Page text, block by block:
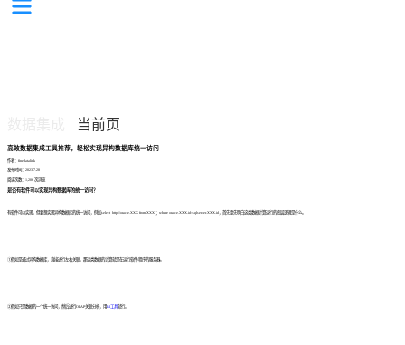
当前页
高效数据集成工具推荐，轻松实现异构数据库统一访问
作者：finedatalink
发布时间：2023.7.28
阅读次数：1,206 次浏览
是否有软件可以实现异构数据库的统一访问？
有软件可以实现，但要想实现异构数据库的统一访问，例如select http://oracle.XXX from XXX ；where oralce.XXX.id=sqlserver.XXX.id，首先要先明白这类数据计算运行的底层逻辑是什么。
①假如是通过异构数据库，直接进行左右关联，那这类数据的计算就是在运行软件/程序的服务器。
②假如只是数据的一个统一访问，然后进行OLAP关联分析，用BI工具 就行。